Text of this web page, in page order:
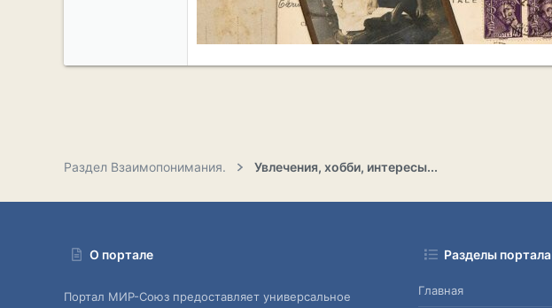
Раздел Взаимопонимания. Увлечения, хобби, интересы...
О портале
Портал МИР-Союз предоставляет универсальное
Разделы портала
Главная